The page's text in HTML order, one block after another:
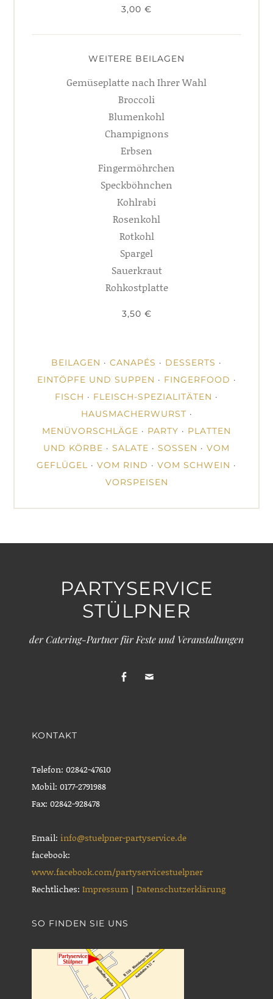
3,00 €
WEITERE BEILAGEN
Gemüseplatte nach Ihrer Wahl
Broccoli
Blumenkohl
Champignons
Erbsen
Fingermöhrchen
Speckböhnchen
Kohlrabi
Rosenkohl
Rotkohl
Spargel
Sauerkraut
Rohkostplatte
3,50 €
BEILAGEN · CANAPÉS · DESSERTS ·
EINTÖPFE UND SUPPEN · FINGERFOOD ·
FISCH · FLEISCH-SPEZIALITÄTEN ·
HAUSMACHERWURST ·
MENÜVORSCHLÄGE · PARTY · PLATTEN
UND KÖRBE · SALATE · SOSSEN · VOM
GEFLÜGEL · VOM RIND · VOM SCHWEIN ·
VORSPEISEN
PARTYSERVICE
STÜLPNER
der Catering-Partner für Feste und Veranstaltungen
KONTAKT
Telefon: 02842-47610
Mobil: 0177-2791988
Fax: 02842-928478
Email: info@stuelpner-partyservice.de
facebook:
www.facebook.com/partyservicestuelpner
Rechtliches: Impressum | Datenschutzerklärung
SO FINDEN SIE UNS